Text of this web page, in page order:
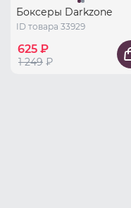
Боксеры Darkzone
ID товара 33929
625 ₽
1 249 ₽